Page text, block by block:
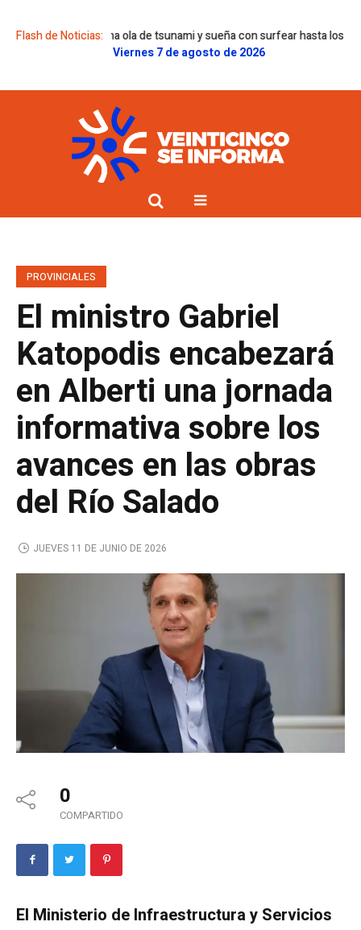
Flash de Noticias:
corrió una ola de tsunami y sueña con surfear hasta los 100 años
Viernes 7 de agosto de 2026
PROVINCIALES
El ministro Gabriel
Katopodis encabezará
en Alberti una jornada
informativa sobre los
avances en las obras
del Río Salado
JUEVES 11 DE JUNIO DE 2026
0
COMPARTIDO
El Ministerio de Infraestructura y Servicios